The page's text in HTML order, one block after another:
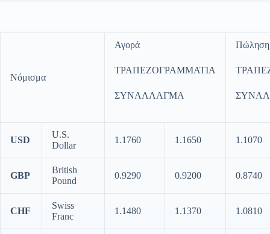
Νόμισμα
Αγορά
ΤΡΑΠΕΖΟΓΡΑΜΜΑΤΙΑ
ΣΥΝΑΛΛΑΓΜΑ
Πώληση
USD
U.S.
Dollar
1.1760 1.1650 1.1070
GBP
British
Pound
0.9290 0.9200 0.8740
CHF
Swiss
Franc
1.1480 1.1370 1.0810